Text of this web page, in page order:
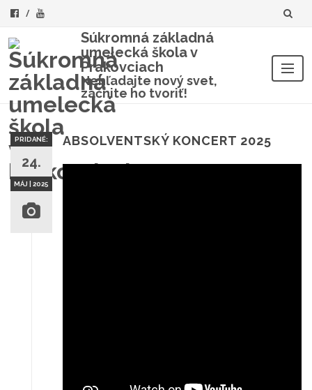
Súkromná základná
umelecká škola v
Prakovciach
Nehľadajte nový svet,
začnite ho tvoriť!
to
content
PRIDANÉ:
24.
MÁJ | 2025
ABSOLVENTSKÝ KONCERT 2025